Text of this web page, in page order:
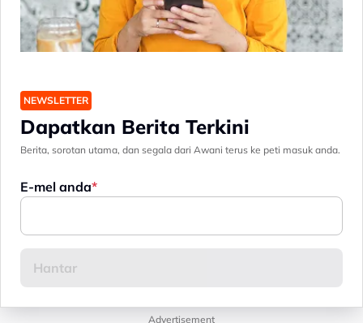
NEWSLETTER
Dapatkan Berita Terkini
Berita, sorotan utama, dan segala dari Awani terus ke peti masuk anda.
E-mel anda
Advertisement